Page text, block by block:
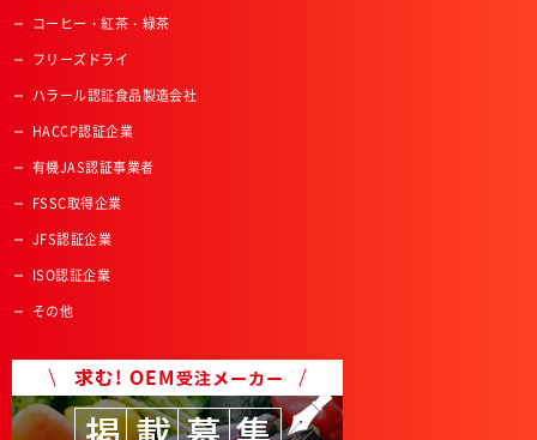
コーヒー・紅茶・緑茶
フリーズドライ
ハラール認証食品製造会社
HACCP認証企業
有機JAS認証事業者
FSSC取得企業
JFS認証企業
ISO認証企業
その他